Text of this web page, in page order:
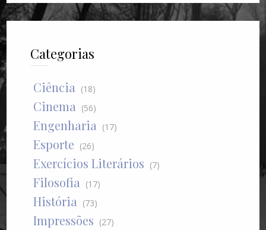
Categorias
Ciência (18)
Cinema (56)
Engenharia (17)
Esporte (26)
Exercícios Literários (7)
Filosofia (17)
História (73)
Impressões (27)